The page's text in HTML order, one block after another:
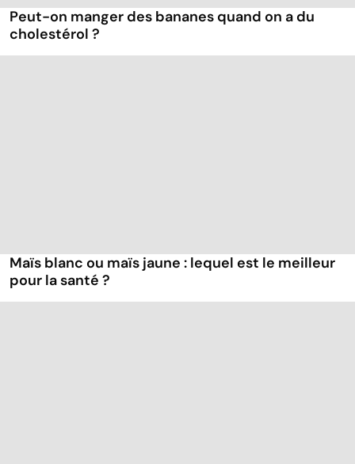
Peut-on manger des bananes quand on a du
cholestérol ?
Maïs blanc ou maïs jaune : lequel est le meilleur
pour la santé ?